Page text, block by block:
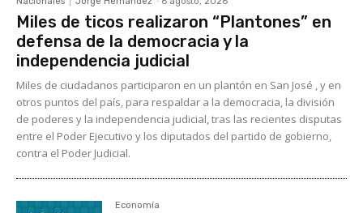
Miles de ticos realizaron “Plantones” en
defensa de la democracia y la
independencia judicial
Miles de ciudadanos participaron en un plantón en San José , y en
otros puntos del país, para respaldar a la democracia, la división
de poderes y la independencia judicial, tras las recientes disputas
entre el Poder Ejecutivo y los diputados del partido de gobierno,
contra el Poder Judicial.
Economía